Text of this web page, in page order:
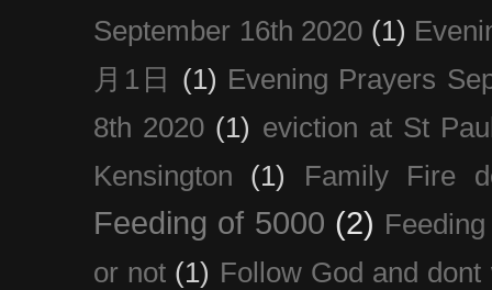
September 16th 2020 (1)
月1日
(1) Evening Prayers
8th 2020 (1) eviction at St
Kensington
(1) Family Fire
Feeding of 5000 (2)
or not (1) Follow God and dont